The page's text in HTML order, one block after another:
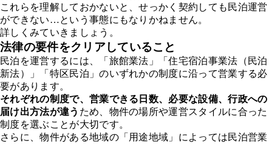
これらを理解しておかないと、せっかく契約しても民泊運営
ができない…という事態にもなりかねません。
詳しくみていきましょう。
法律の要件をクリアしていること
民泊を運営するには、「旅館業法」「住宅宿泊事業法（民泊
新法）」「特区民泊」のいずれかの制度に沿って営業する必
要があります。
それぞれの制度で、営業できる日数、必要な設備、行政への
届け出方法が違う ため、物件の場所や運営スタイルに合った
制度を選ぶことが大切です。
さらに、物件がある地域の「用途地域」によっては民泊営業